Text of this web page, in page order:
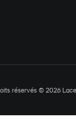
réservés © 2026